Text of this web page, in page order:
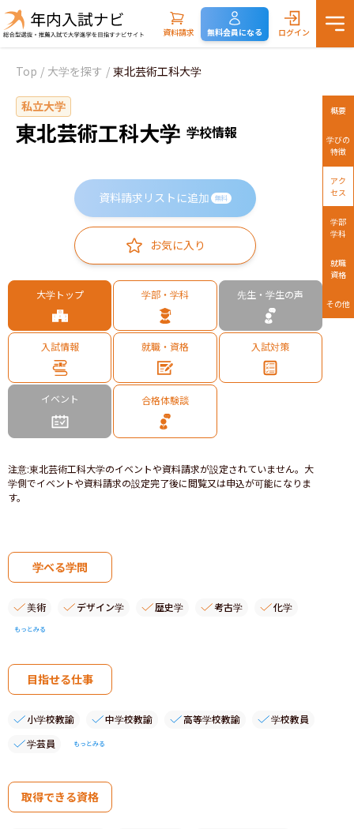
資料請求 無料会員になる ログイン
Top / 大学を探す / 東北芸術工科大学
私立大学
東北芸術工科大学 学校情報
資料請求リストに追加 無料
お気に入り
大学トップ 学部・学科 先生・学生の声
入試情報 就職・資格 入試対策
イベント 合格体験談
注意:東北芸術工科大学のイベントや資料請求が設定されていません。大
学側でイベントや資料請求の設定完了後に閲覧又は申込が可能になりま
す。
学べる学問
美術 デザイン学 歴史学 考古学 化学
もっとみる
目指せる仕事
小学校教諭 中学校教諭 高等学校教諭
学校教員
学芸員
もっとみる
取得できる資格
概要
学びの
特徴
アク
セス
学部
学科
就職
資格
その他